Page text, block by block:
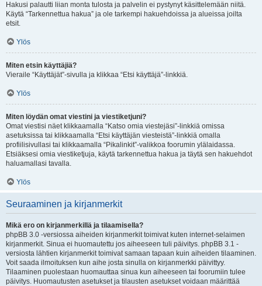
Hakusi palautti liian monta tulosta ja palvelin ei pystynyt käsittelemään niitä.
Käytä “Tarkennettua hakua” ja ole tarkempi hakuehdoissa ja alueissa joilta
etsit.
Ylös
Miten etsin käyttäjiä?
Vieraile “Käyttäjät”-sivulla ja klikkaa “Etsi käyttäjä”-linkkiä.
Ylös
Miten löydän omat viestini ja viestiketjuni?
Omat viestisi näet klikkaamalla “Katso omia viestejäsi”-linkkiä omissa
asetuksissa tai klikkaamalla “Etsi käyttäjän viesteistä”-linkkiä omalla
profiilisivullasi tai klikkaamalla “Pikalinkit”-valikkoa foorumin ylälaidassa.
Etsiäksesi omia viestiketjuja, käytä tarkennettua hakua ja täytä sen hakuehdot
haluamallasi tavalla.
Ylös
Seuraaminen ja kirjanmerkit
Mikä ero on kirjanmerkillä ja tilaamisella?
phpBB 3.0 -versiossa aiheiden kirjanmerkit toimivat kuten internet-selaimen
kirjanmerkit. Sinua ei huomautettu jos aiheeseen tuli päivitys. phpBB 3.1 -
versiosta lähtien kirjanmerkit toimivat samaan tapaan kuin aiheiden tilaaminen.
Voit saada ilmoituksen kun aihe josta sinulla on kirjanmerkki päivittyy.
Tilaaminen puolestaan huomauttaa sinua kun aiheeseen tai foorumiin tulee
päivitys. Huomautusten asetukset ja tilausten asetukset voidaan määrittää